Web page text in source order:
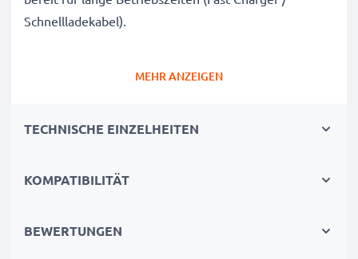
Schnellladekabel).
Handys mit Mini USB Ladebuchse / Ladeanschluss
- Akkuladegerät mit 1A / 1000mA hoher
✔ Langlebig verarbeitetes Netzladegerät -
MEHR ANZEIGEN
TECHNISCHE EINZELHEITEN
KOMPATIBILITÄT
BEWERTUNGEN